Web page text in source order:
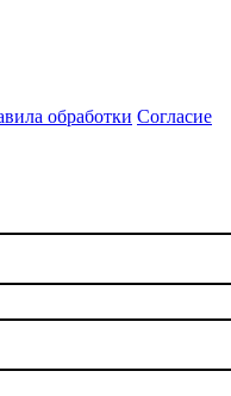
обработки Согласие